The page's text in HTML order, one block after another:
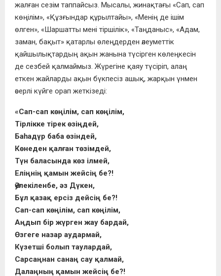
жалған сезім таппайсыз. Мысалы, жинақтағы «Сап, сап
көңілім», «Құзғындар құрылтайы», «Менің де ішім
өлген», «Шаршатты мені тіршілік», «Таңданыс», «Адам,
заман, бақыт» қатарлы өлеңдерден әлеуметтік
қайшылықтардың ақын жанына түсірген көлеңкесін
де сезбей қалмаймыз. Жүрегіне қаяу түсіріп, алаң
еткен жайларды ақын бүкпесіз ашық, жарқын үнмен
әсерлі күйге орап жеткізеді:
«Сап-сап көңілім, сап көңілім,
Тірлікке тірек өзіңдей,
Баһадүр баба өзіндей,
Көнеден қалған төзімдей,
Түн баласында көз ілмей,
Еліңнің қамын жейсің бе?!
Әулекіленбе, әз Дүкен,
Бұл қазақ ерсіз дейсің бе?!
Сап-сап көңілім, сап көңілім,
Аңдып бір жүрген жау бардай,
Өзгеге назар аудармай,
Күзетші болып таулардай,
Сарсаңнан санаң сау қалмай,
Далаңның қамын жейсің бе?!